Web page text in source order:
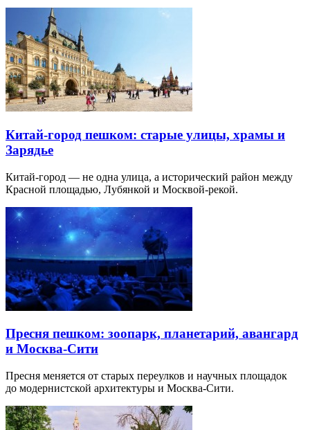
Китай-город пешком: старые улицы, храмы и
Зарядье
Китай-город — не одна улица, а исторический район между
Красной площадью, Лубянкой и Москвой-рекой.
Пресня пешком: зоопарк, планетарий, авангард
и Москва-Сити
Пресня меняется от старых переулков и научных площадок
до модернистской архитектуры и Москва-Сити.